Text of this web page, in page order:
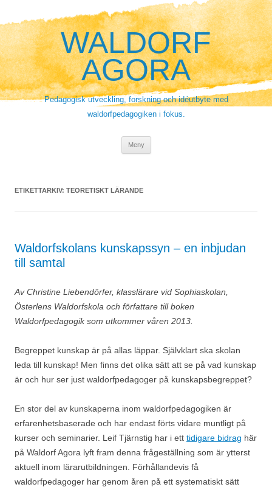
innehåll
WALDORF
AGORA
Pedagogisk utveckling, forskning och idéutbyte med
waldorfpedagogiken i fokus.
Meny
ETIKETTARKIV: TEORETISKT LÄRANDE
Waldorfskolans kunskapssyn – en inbjudan
till samtal
Av Christine Liebendörfer, klasslärare vid Sophiaskolan,
Österlens Waldorfskola och författare till boken
Waldorfpedagogik som utkommer våren 2013.
Begreppet kunskap är på allas läppar. Självklart ska skolan
leda till kunskap! Men finns det olika sätt att se på vad kunskap
är och hur ser just waldorfpedagoger på kunskapsbegreppet?
En stor del av kunskaperna inom waldorfpedagogiken är
erfarenhetsbaserade och har endast förts vidare muntligt på
kurser och seminarier. Leif Tjärnstig har i ett tidigare bidrag här
på Waldorf Agora lyft fram denna frågeställning som är ytterst
aktuell inom lärarutbildningen. Förhållandevis få
waldorfpedagoger har genom åren på ett systematiskt sätt